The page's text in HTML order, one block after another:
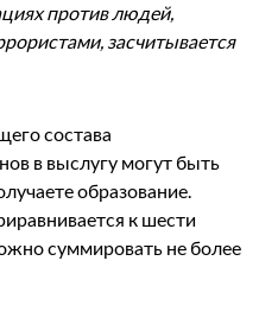
против людей,
засчитывается
состава
в выслугу могут быть
образование.
к шести
суммировать не более